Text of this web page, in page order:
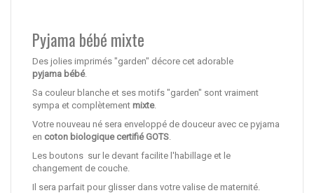
Pyjama bébé mixte
Des jolies imprimés "garden" décore cet adorable
pyjama bébé.
Sa couleur blanche et ses motifs "garden" sont vraiment
sympa et complètement mixte.
Votre nouveau né sera enveloppé de douceur avec ce pyjama
en coton biologique certifié GOTS
Les boutons sur le devant facilite l'habillage et le
changement de couche.
Il sera parfait pour glisser dans votre valise de maternité.